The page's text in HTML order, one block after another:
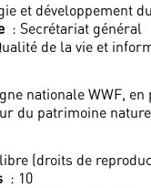
et développement
: Secrétariat général
de la vie et
nationale WWF,
du patrimoine
libre (droits de
: 10